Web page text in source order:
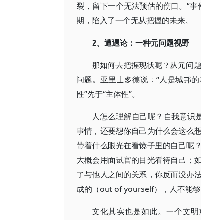
裂，留下一个无法预估的伤口。“
期，陷入了一个无从把握的未来。
2、遭遇论：一种元问题视野
那如何去把握现状呢？从元问
问题。亚里士多德说：“人是城邦
性”先于“主体性”。
人怎么理解自己呢？自我意识
事情，还要想你自己为什么会这么
带着什么眼光在看镜子里的自己呢
大概会用面试官的目光看待自己；
了与他人之间的关系，你反而没办
成的（out of yourself），人不能够
文化其实也是如此。一个文